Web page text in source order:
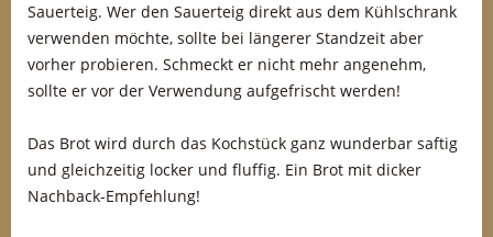
Sauerteig. Wer den Sauerteig direkt aus dem Kühlschrank
verwenden möchte, sollte bei längerer Standzeit aber
vorher probieren. Schmeckt er nicht mehr angenehm,
sollte er vor der Verwendung aufgefrischt werden!
Das Brot wird durch das Kochstück ganz wunderbar saftig
und gleichzeitig locker und fluffig. Ein Brot mit dicker
Nachback-Empfehlung!